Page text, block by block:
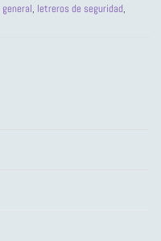
general, letreros de seguridad,